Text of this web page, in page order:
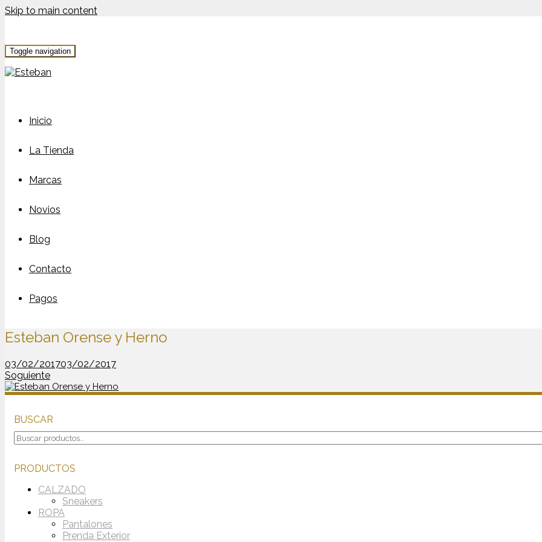
Skip to main content
Toggle navigation
Inicio
La Tienda
Marcas
Novios
Blog
Contacto
Pagos
Esteban Orense y Herno
03/02/201703/02/2017
Soguiente
BUSCAR
Buscar
por:
PRODUCTOS
CALZADO
Sneakers
ROPA
Pantalones
Prenda Exterior